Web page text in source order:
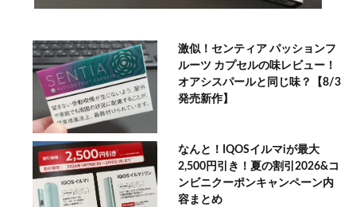
激似！センティア パッションフ
ルーツ カプセルの味レビュー！
オアシスパールと同じ味？【8/3
発売新作】
なんと！IQOSイルマiが最大
2,500円引き！夏の割引2026&コ
ンビニクーポンキャンペーン内
容まとめ